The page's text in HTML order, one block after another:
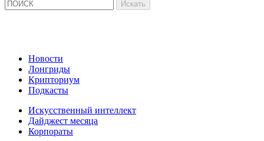
Новости
Лонгриды
Крипториум
Подкасты
Искусственный интеллект
Дайджест месяца
Корпораты